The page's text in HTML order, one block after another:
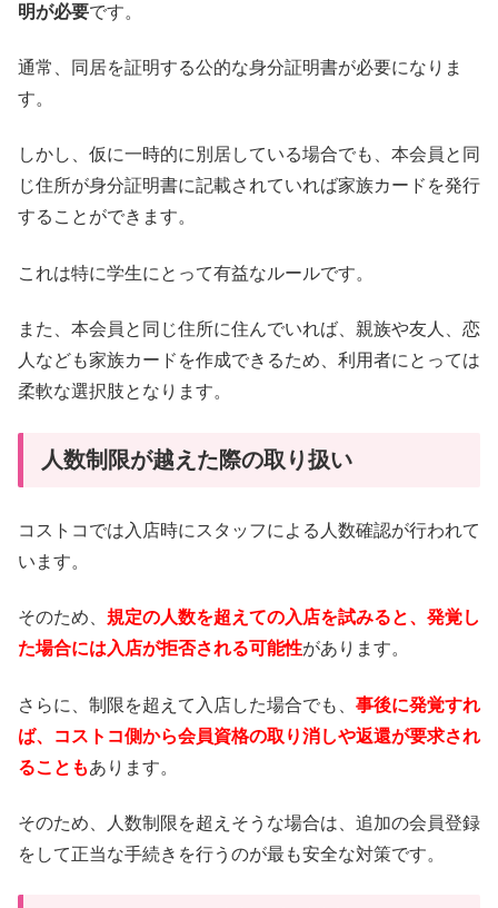
明が必要です。
通常、同居を証明する公的な身分証明書が必要になりま
す。
しかし、仮に一時的に別居している場合でも、本会員と同
じ住所が身分証明書に記載されていれば家族カードを発行
することができます。
これは特に学生にとって有益なルールです。
また、本会員と同じ住所に住んでいれば、親族や友人、恋
人なども家族カードを作成できるため、利用者にとっては
柔軟な選択肢となります。
人数制限が越えた際の取り扱い
コストコでは入店時にスタッフによる人数確認が行われて
います。
そのため、 規定の人数を超えての入店を試みると、発覚し
た場合には入店が拒否される可能性があります。
さらに、制限を超えて入店した場合でも、 事後に発覚すれ
ば、コストコ側から会員資格の取り消しや返還が要求され
ることもあります。
そのため、人数制限を超えそうな場合は、追加の会員登録
をして正当な手続きを行うのが最も安全な対策です。